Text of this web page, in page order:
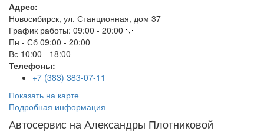
Адрес:
Новосибирск, ул. Станционная, дом 37
График работы: 09:00 - 20:00
Пн - Сб 09:00 - 20:00
Вс 10:00 - 18:00
Телефоны:
+7 (383) 383-07-11
Показать на карте
Подробная информация
Автосервис на Александры Плотниковой